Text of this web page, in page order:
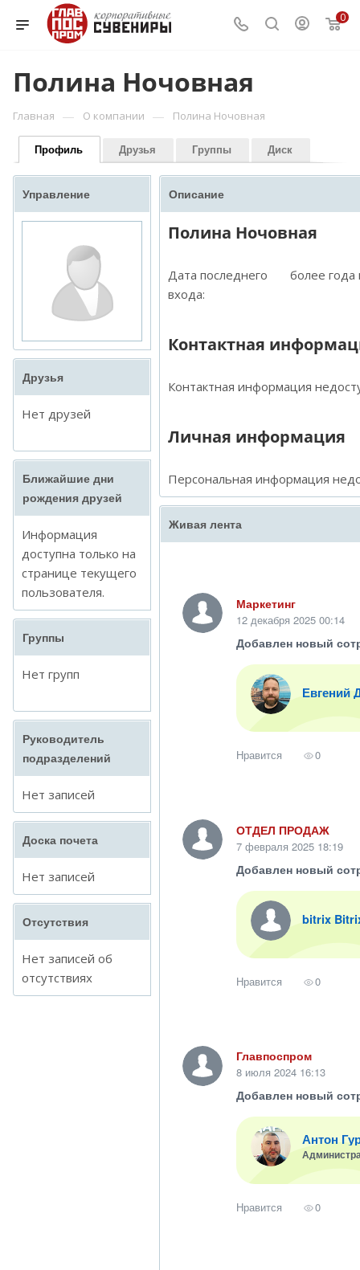
0
Полина Ночовная
Главная — О компании — Полина Ночовная
Профиль Друзья Группы Диск
Управление
Друзья
Нет друзей
Ближайшие дни
рождения друзей
Информация
доступна только на
странице текущего
пользователя.
Группы
Нет групп
Руководитель
подразделений
Нет записей
Доска почета
Нет записей
Отсутствия
Нет записей об
отсутствиях
Описание
Полина Ночовная
Дата последнего
входа:
более года
Контактная
Контактная информация
Личная информация
Персональная информация
Живая лента
Маркетинг
12 декабря 2025 00:14
Добавлен новый
Евгений
Нравится 0
ОТДЕЛ ПРОДАЖ
7 февраля 2025 18:19
Добавлен новый
bitrix
Нравится 0
Главпоспром
8 июля 2024 16:13
Добавлен новый
Антон
Нравится 0